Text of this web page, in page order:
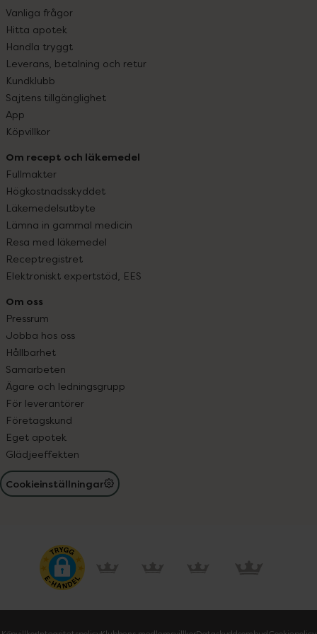
Vanliga frågor
Hitta apotek
Handla tryggt
Leverans, betalning och retur
Kundklubb
Sajtens tillgänglighet
App
Köpvillkor
Om recept och läkemedel
Fullmakter
Högkostnadsskyddet
Läkemedelsutbyte
Lämna in gammal medicin
Resa med läkemedel
Receptregistret
Elektroniskt expertstöd, EES
Om oss
Pressrum
Jobba hos oss
Hållbarhet
Samarbeten
Ägare och ledningsgrupp
För leverantörer
Företagskund
Eget apotek
Glädjeeffekten
Cookieinställningar